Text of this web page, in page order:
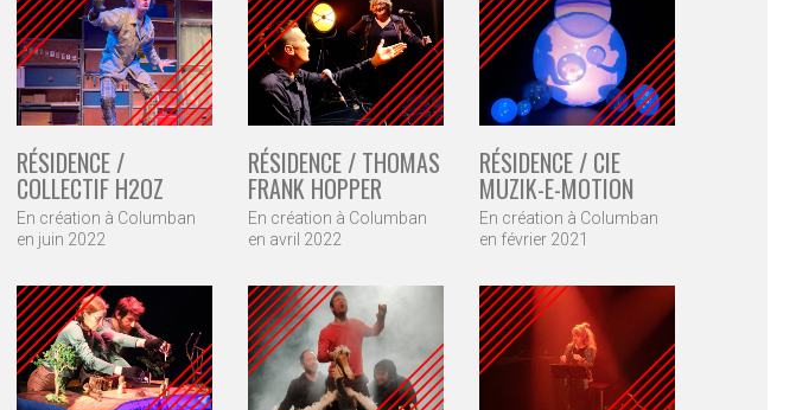
RÉSIDENCE /
COLLECTIF H2OZ
En création à Columban
en juin 2022
RÉSIDENCE / THOMAS
FRANK HOPPER
En création à Columban
en avril 2022
RÉSIDENCE / CIE
MUZIK-E-MOTION
En création à Columban
en février 2021